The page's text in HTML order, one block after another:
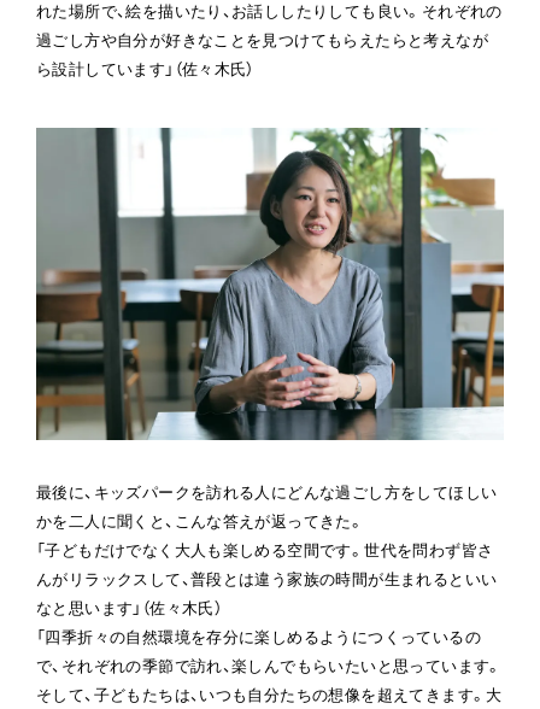
れた場所で、絵を描いたり、お話ししたりしても良い。それぞれの
過ごし方や自分が好きなことを見つけてもらえたらと考えなが
ら設計しています」（佐々木氏）
最後に、キッズパークを訪れる人にどんな過ごし方をしてほしい
かを二人に聞くと、こんな答えが返ってきた。
「子どもだけでなく大人も楽しめる空間です。世代を問わず皆さ
んがリラックスして、普段とは違う家族の時間が生まれるといい
なと思います」（佐々木氏）
「四季折々の自然環境を存分に楽しめるようにつくっているの
で、それぞれの季節で訪れ、楽しんでもらいたいと思っています。
そして、子どもたちは、いつも自分たちの想像を超えてきます。大